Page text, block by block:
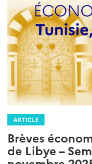
ARTICLE
Brèves
de Libye –